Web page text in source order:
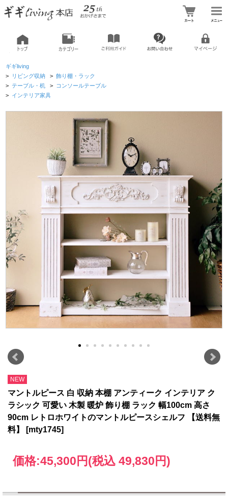
ギギliving
> リビング収納 > 飾り棚・ラック
> テーブル・机 > コンソールテーブル
> インテリア家具
NEW
マントルピース 白 収納 本棚 アンティーク インテリア ク
ラシック 可愛い 木製 暖炉 飾り棚 ラック 幅100cm 高さ
90cm レトロホワイトのマントルピースシェルフ 【送料無
料】 [mty1745]
価格:45,300円(税込 49,830円)